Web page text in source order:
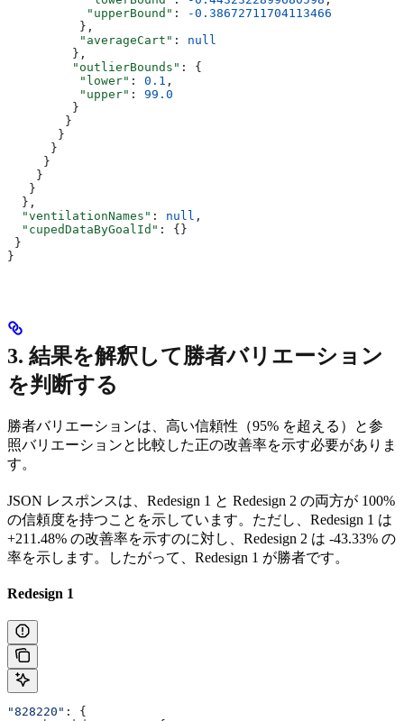
           "upperBound"
:
-0.38672711704113466
          },
          "averageCart"
: null
         },
         "outlierBounds"
: {
          "lower"
: 0.1 ,
          "upper"
: 99.0
         }
        }
       }
      }
     }
    }
   }
  },
  "ventilationNames"
: null ,
  "cupedDataByGoalId"
: {}
}
}
3. 結果を解釈して勝者バリエーション
を判断する
勝者バリエーションは、高い信頼性（95% を超える）と参
照バリエーションと比較した正の改善率を示す必要がありま
す。
JSON レスポンスは、Redesign 1 と Redesign 2 の両方が 100%
の信頼度を持つことを示しています。ただし、Redesign 1 は
+211.48% の改善率を示すのに対し、Redesign 2 は -43.33% の
率を示します。したがって、Redesign 1 が勝者です。
Redesign 1
"828220" : {